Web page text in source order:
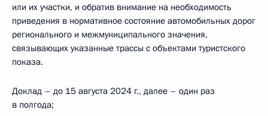
или их участки, и обратив внимание на необходимость
приведения в нормативное состояние автомобильных дорог
регионального и межмуниципального значения,
связывающих указанные трассы с объектами туристского
показа.
Доклад – до 15 августа 2024 г., далее – один раз
в полгода;